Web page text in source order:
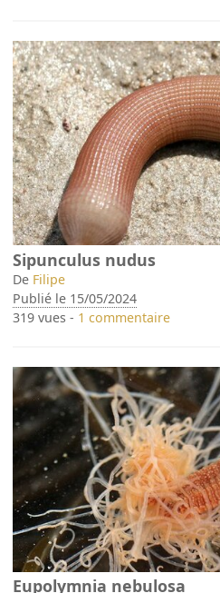
Sipunculus nudus
De Filipe
Publié le 15/05/2024
319 vues - 1 commentaire
Eupolymnia nebulosa